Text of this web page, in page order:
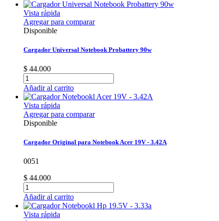
Vista rápida
Agregar para comparar
Disponible
Cargador Universal Notebook Probattery 90w
$ 44.000
Añadir al carrito
Vista rápida
Agregar para comparar
Disponible
Cargador Original para Notebook Acer 19V - 3.42A
0051
$ 44.000
Añadir al carrito
Vista rápida